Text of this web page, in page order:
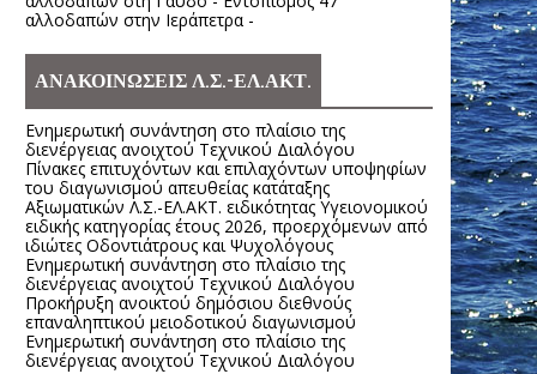
αλλοδαπών στην Ιεράπετρα -
ΑΝΑΚΟΙΝΩΣΕΙΣ Λ.Σ.-ΕΛ.ΑΚΤ.
Ενημερωτική συνάντηση στο πλαίσιο της
διενέργειας ανοιχτού Τεχνικού Διαλόγου
Πίνακες επιτυχόντων και επιλαχόντων υποψηφίων
του διαγωνισμού απευθείας κατάταξης
Αξιωματικών Λ.Σ.-ΕΛ.ΑΚΤ. ειδικότητας Υγειονομικού
ειδικής κατηγορίας έτους 2026, προερχόμενων από
ιδιώτες Οδοντιάτρους και Ψυχολόγους
Ενημερωτική συνάντηση στο πλαίσιο της
διενέργειας ανοιχτού Τεχνικού Διαλόγου
Προκήρυξη ανοικτού δημόσιου διεθνούς
επαναληπτικού μειοδοτικού διαγωνισμού
Ενημερωτική συνάντηση στο πλαίσιο της
διενέργειας ανοιχτού Τεχνικού Διαλόγου